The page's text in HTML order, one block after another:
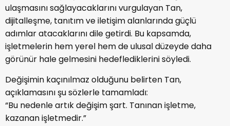
ulaşmasını sağlayacaklarını vurgulayan Tan,
dijitalleşme, tanıtım ve iletişim alanlarında güçlü
adımlar atacaklarını dile getirdi. Bu kapsamda,
işletmelerin hem yerel hem de ulusal düzeyde daha
görünür hale gelmesini hedeflediklerini söyledi.
Değişimin kaçınılmaz olduğunu belirten Tan,
açıklamasını şu sözlerle tamamladı:
“Bu nedenle artık değişim şart. Tanınan işletme,
kazanan işletmedir.”